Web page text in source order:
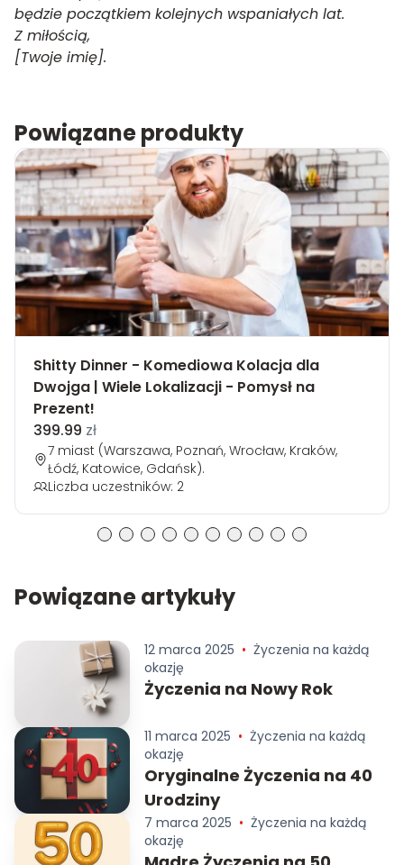
będzie początkiem kolejnych wspaniałych lat.
Z miłością,
[Twoje imię].
Powiązane produkty
Shitty Dinner - Komediowa Kolacja dla
Dwojga | Wiele Lokalizacji - Pomysł na
Prezent!
399.99 zł
7 miast (Warszawa, Poznań, Wrocław, Kraków,
Łódź, Katowice, Gdańsk).
Liczba uczestników: 2
Powiązane artykuły
12 marca 2025 • Życzenia na każdą
okazję
Życzenia na Nowy Rok
11 marca 2025 • Życzenia na każdą
okazję
Oryginalne Życzenia na 40
Urodziny
7 marca 2025 • Życzenia na każdą
okazję